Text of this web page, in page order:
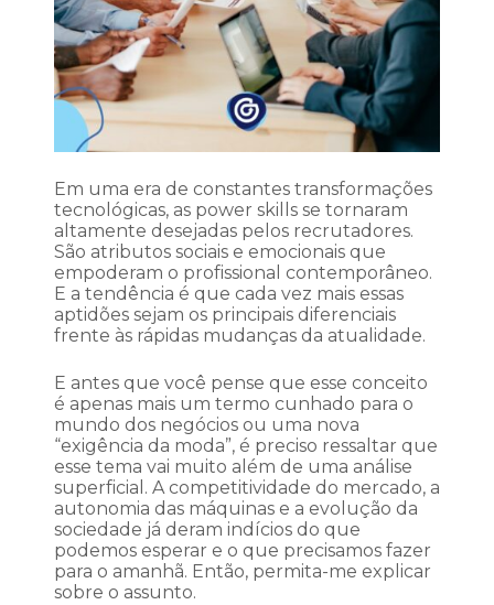
Em uma era de constantes transformações
tecnológicas, as power skills se tornaram
altamente desejadas pelos recrutadores.
São atributos sociais e emocionais que
empoderam o profissional contemporâneo.
E a tendência é que cada vez mais essas
aptidões sejam os principais diferenciais
frente às rápidas mudanças da atualidade.
E antes que você pense que esse conceito
é apenas mais um termo cunhado para o
mundo dos negócios ou uma nova
“exigência da moda”, é preciso ressaltar que
esse tema vai muito além de uma análise
superficial. A competitividade do mercado, a
autonomia das máquinas e a evolução da
sociedade já deram indícios do que
podemos esperar e o que precisamos fazer
para o amanhã. Então, permita-me explicar
sobre o assunto.